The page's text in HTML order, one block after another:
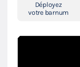
Déployez
votre barnum